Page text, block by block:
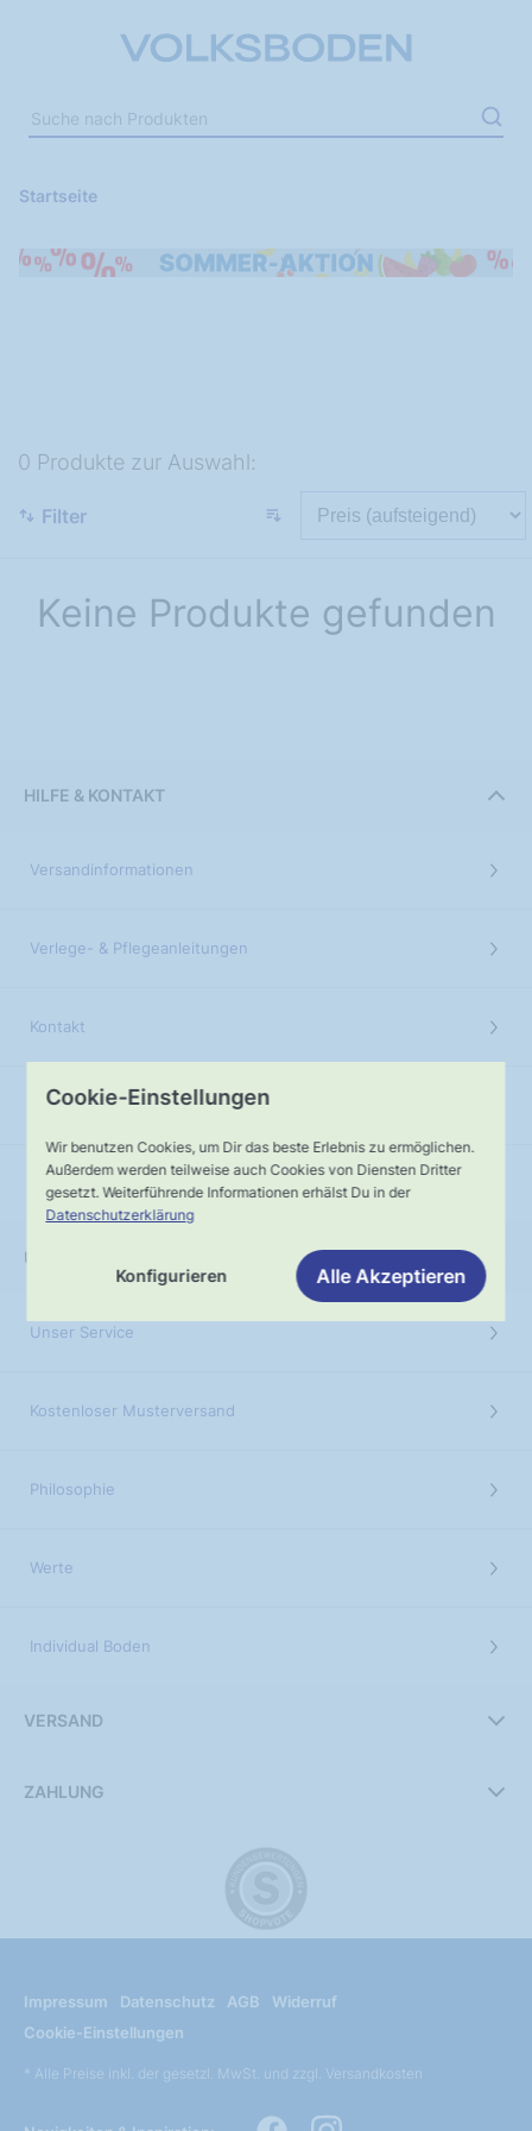
Cookie-Einstellungen
Wir benutzen Cookies, um Dir das beste Erlebnis zu ermöglichen.
Außerdem werden teilweise auch Cookies von Diensten Dritter
gesetzt. Weiterführende Informationen erhälst Du in der
Datenschutzerklärung
Konfigurieren Alle Akzeptieren
Startseite
0 Produkte zur Auswahl:
Filter
Keine Produkte gefunden
HILFE & KONTAKT
Versandinformationen
Verlege- & Pflegeanleitungen
Kontakt
Zur Newsletteranmeldung
ÜBER UNS
Unser Service
Kostenloser Musterversand
Philosophie
Werte
Individual Boden
VERSAND
ZAHLUNG
Impressum Datenschutz AGB
Widerruf
Cookie-Einstellungen
* Alle Preise inkl. der gesetzl. MwSt. und zzgl. Versandkosten